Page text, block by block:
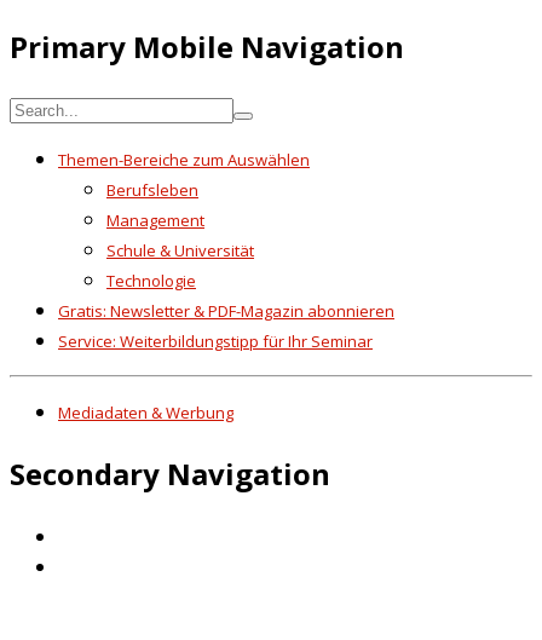
Primary Mobile Navigation
Themen-Bereiche zum Auswählen
Berufsleben
Management
Schule & Universität
Technologie
Gratis: Newsletter & PDF-Magazin abonnieren
Service: Weiterbildungstipp für Ihr Seminar
Mediadaten & Werbung
Secondary Navigation